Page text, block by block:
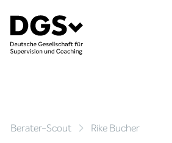
Berater-Scout Rike Bucher